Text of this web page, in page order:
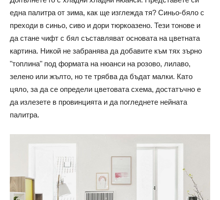
една палитра от зима, как ще изглежда тя? Синьо-бяло с
преходи в синьо, сиво и дори тюркоазено. Тези тонове и
да стане чифт с бял съставляват основата на цветната
картина. Никой не забранява да добавите към тях зърно
"топлина" под формата на нюанси на розово, лилаво,
зелено или жълто, но те трябва да бъдат малки. Като
цяло, за да се определи цветовата схема, достатъчно е
да излезете в провинцията и да погледнете нейната
палитра.